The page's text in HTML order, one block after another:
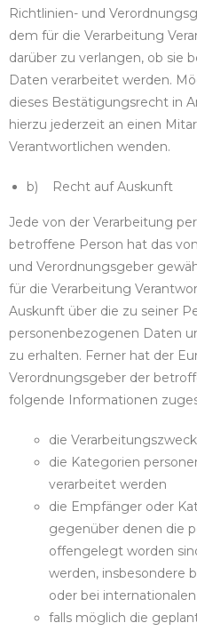
Richtlinien- und
dem für die Verarbeitung
darüber zu verlangen, ob sie
Daten verarbeitet werden.
dieses Bestätigungsrecht in
hierzu jederzeit an einen
Verantwortlichen wenden.
b) Recht auf Auskunft
Jede von der Verarbeitung
betroffene Person hat das
und Verordnungsgeber
für die Verarbeitung
Auskunft über die zu seiner
personenbezogenen Daten
zu erhalten. Ferner hat der
Verordnungsgeber der
folgende Informationen
die
die Kategorien
verarbeitet werden
die Empfänger oder
gegenüber denen die
offengelegt worden
werden, insbesondere
oder bei
falls möglich die